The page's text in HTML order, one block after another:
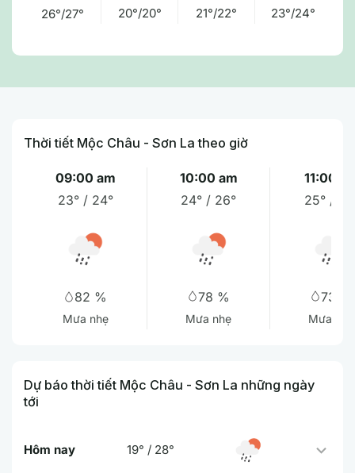
26°/27° 20°/20° 21°/22° 23°/24°
Thời tiết Mộc Châu - Sơn La theo giờ
09:00 am
23° / 24°
82 %
Mưa nhẹ
10:00 am
24° / 26°
78 %
Mưa nhẹ
11:00
25° /
73 %
Mưa nhẹ
Dự báo thời tiết Mộc Châu - Sơn La những ngày
tới
Hôm nay 19° / 28°